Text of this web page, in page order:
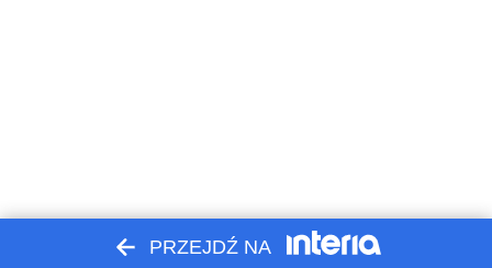
PRZEJDŹ NA